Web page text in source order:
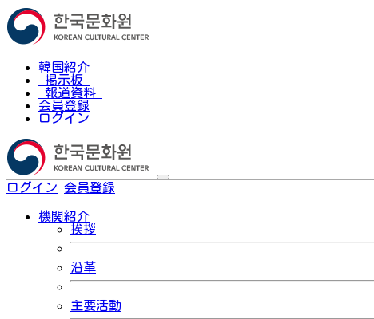
韓国紹介
掲示板
報道資料
会員登録
ログイン
ログイン 会員登録
機関紹介
挨拶
沿革
主要活動